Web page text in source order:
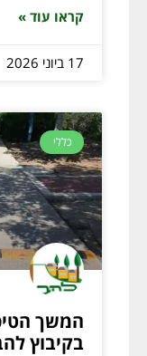
קראו עוד »
17 ביוני 2026
כללי
המשך
בקיבוץ